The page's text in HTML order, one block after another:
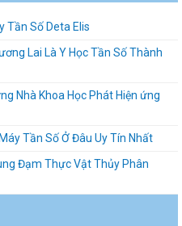
Tần Số Deta Elis
Lai Là Y Học Tần Số Thành
Nhà Khoa Học Phát Hiện ứng
Tần Số Ở Đâu Uy Tín Nhất
Đạm Thực Vật Thủy Phân